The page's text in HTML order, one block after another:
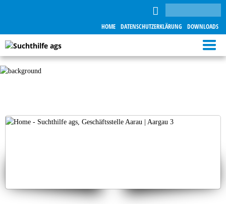
HOME DATENSCHUTZERKLÄRUNG DOWNLOADS
Open